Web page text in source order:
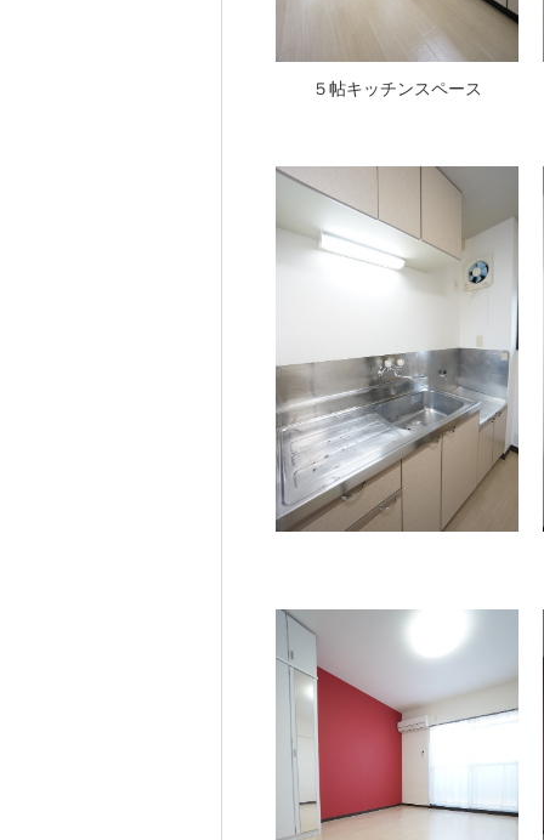
５帖キッチンスペース